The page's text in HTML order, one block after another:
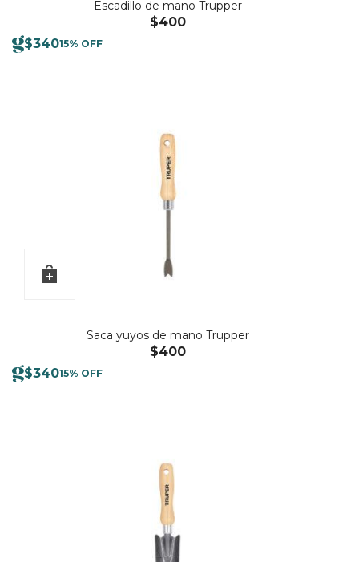
Escadillo de mano Trupper
$400
$34015% OFF
Saca yuyos de mano Trupper
$400
$34015% OFF